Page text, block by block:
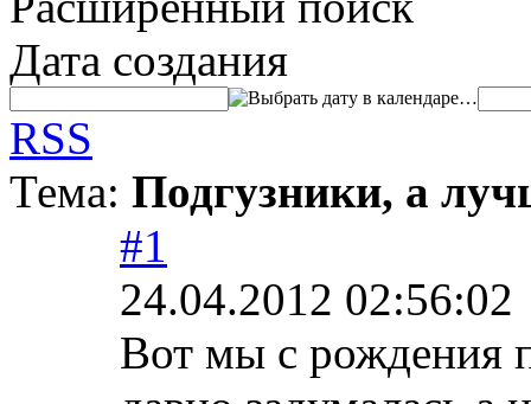
Дата создания
…
RSS
Тема: Подгузники, а
#1
24.04.2012 02:56:02
Вот мы с рождения